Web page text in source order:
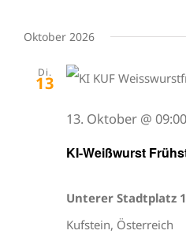
Oktober 2026
Di.
13
KI-Weißwurst
13. Oktober @ 09:00
Unterer Stadtplatz
Kufstein, Österreich